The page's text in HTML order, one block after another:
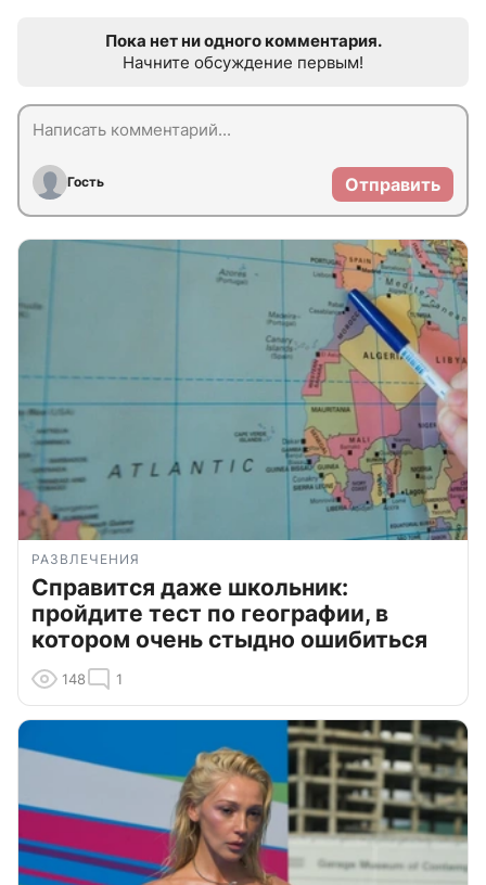
Пока нет ни одного комментария.
Начните обсуждение первым!
Гость Отправить
РАЗВЛЕЧЕНИЯ
Справится даже школьник:
пройдите тест по географии, в
котором очень стыдно ошибиться
148 1